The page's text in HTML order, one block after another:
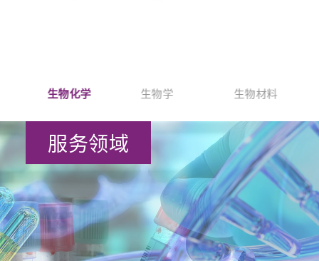
生物化学 生物学 生物材料
服务领域